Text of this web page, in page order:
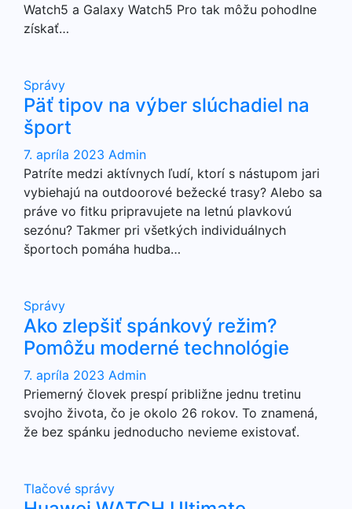
Watch5 a Galaxy Watch5 Pro tak môžu pohodlne
získať…
Správy
Päť tipov na výber slúchadiel na
šport
7. apríla 2023 Admin
Patríte medzi aktívnych ľudí, ktorí s nástupom jari
vybiehajú na outdoorové bežecké trasy? Alebo sa
práve vo fitku pripravujete na letnú plavkovú
sezónu? Takmer pri všetkých individuálnych
športoch pomáha hudba…
Správy
Ako zlepšiť spánkový režim?
Pomôžu moderné technológie
7. apríla 2023 Admin
Priemerný človek prespí približne jednu tretinu
svojho života, čo je okolo 26 rokov. To znamená,
že bez spánku jednoducho nevieme existovať.
Tlačové správy